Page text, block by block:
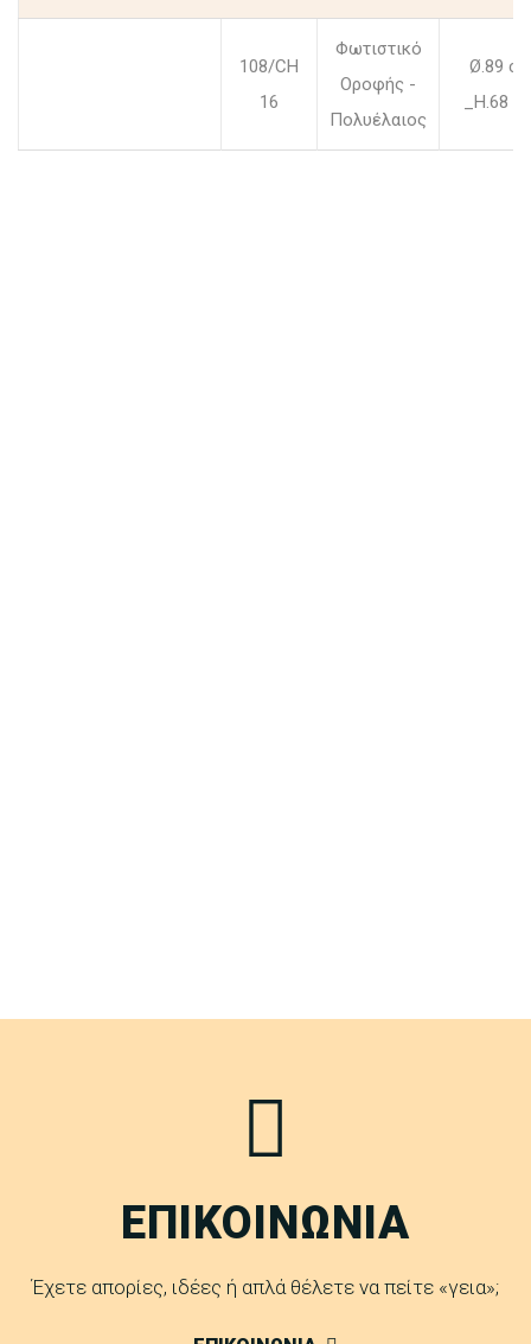
108/CH
16
Φωτιστικό
Οροφής -
Πολυέλαιος
Ø.89
_H.68
ΕΠΙΚΟΙΝΩΝΙΑ
Έχετε απορίες, ιδέες ή απλά θέλετε να πείτε «γεια»;